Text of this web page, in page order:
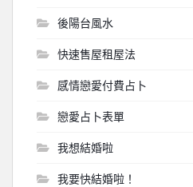
後陽台風水
快速售屋租屋法
感情戀愛付費占卜
戀愛占卜表單
我想結婚啦
我要快結婚啦！